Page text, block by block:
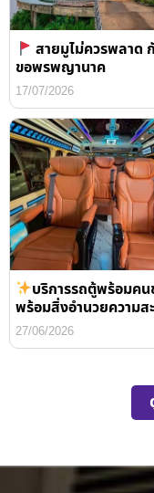
สายมูไม่ควรพลาด
ขอพรพญานาค
17/07/2026
บริการรถตู้พร้อมคน
พร้อมสิ่งอำนวยความส
27/06/2026